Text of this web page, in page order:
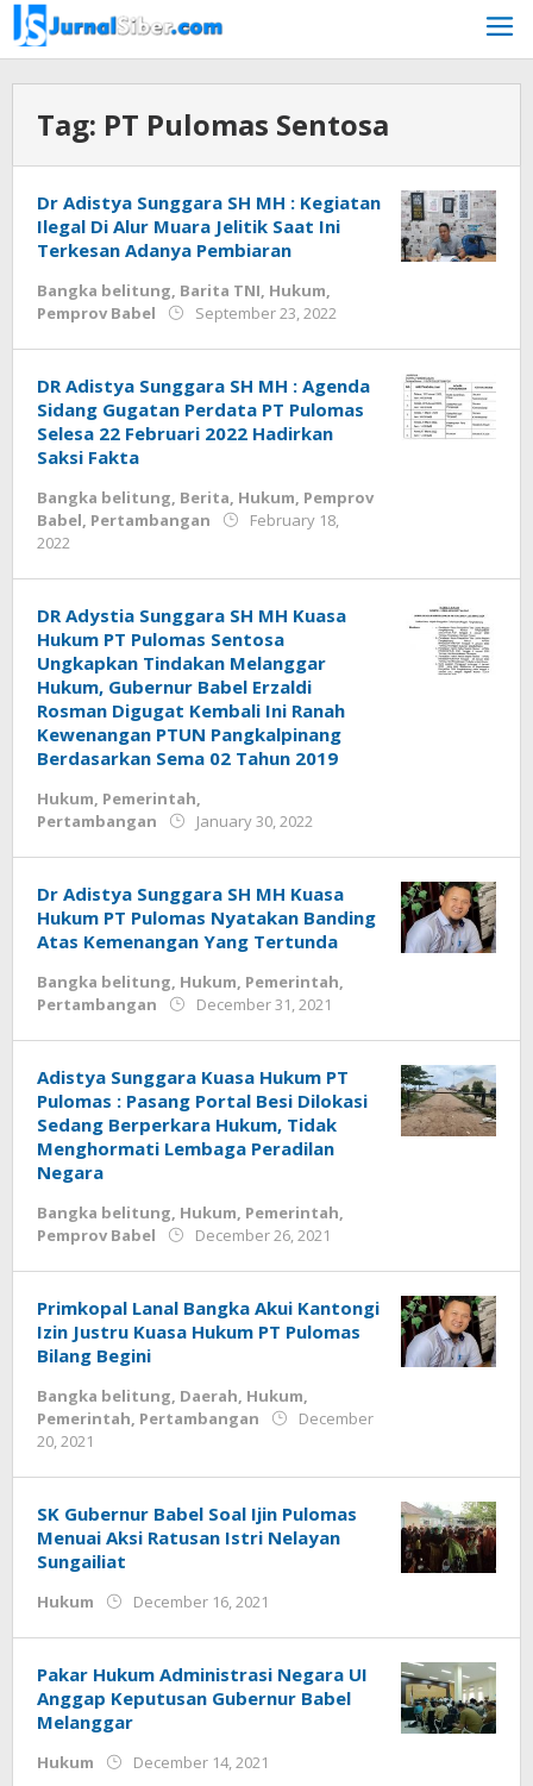
Skip
to
content
Tag: PT Pulomas Sentosa
Dr Adistya Sunggara SH MH : Kegiatan
Ilegal Di Alur Muara Jelitik Saat Ini
Terkesan Adanya Pembiaran
Bangka belitung, Barita TNI, Hukum,
Pemprov Babel
September 23, 2022
DR Adistya Sunggara SH MH : Agenda
Sidang Gugatan Perdata PT Pulomas
Selesa 22 Februari 2022 Hadirkan
Saksi Fakta
Bangka belitung, Berita, Hukum, Pemprov
Babel, Pertambangan
February 18,
2022
DR Adystia Sunggara SH MH Kuasa
Hukum PT Pulomas Sentosa
Ungkapkan Tindakan Melanggar
Hukum, Gubernur Babel Erzaldi
Rosman Digugat Kembali Ini Ranah
Kewenangan PTUN Pangkalpinang
Berdasarkan Sema 02 Tahun 2019
Hukum, Pemerintah,
Pertambangan
January 30, 2022
Dr Adistya Sunggara SH MH Kuasa
Hukum PT Pulomas Nyatakan Banding
Atas Kemenangan Yang Tertunda
Bangka belitung, Hukum, Pemerintah,
Pertambangan
December 31, 2021
Adistya Sunggara Kuasa Hukum PT
Pulomas : Pasang Portal Besi Dilokasi
Sedang Berperkara Hukum, Tidak
Menghormati Lembaga Peradilan
Negara
Bangka belitung, Hukum, Pemerintah,
Pemprov Babel
December 26, 2021
Primkopal Lanal Bangka Akui Kantongi
Izin Justru Kuasa Hukum PT Pulomas
Bilang Begini
Bangka belitung, Daerah, Hukum,
Pemerintah, Pertambangan
December
20, 2021
SK Gubernur Babel Soal Ijin Pulomas
Menuai Aksi Ratusan Istri Nelayan
Sungailiat
Hukum December 16, 2021
Pakar Hukum Administrasi Negara UI
Anggap Keputusan Gubernur Babel
Melanggar
Hukum December 14, 2021